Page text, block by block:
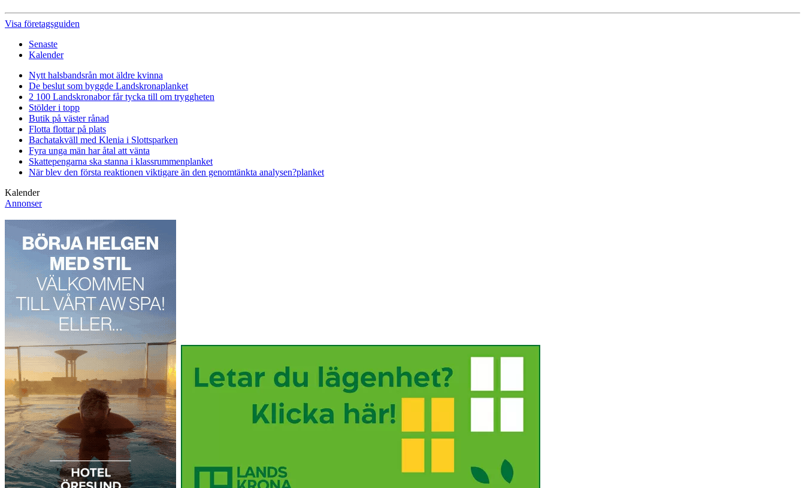
Visa företagsguiden
Senaste
Kalender
Nytt halsbandsrån mot äldre kvinna
De beslut som byggde Landskronaplanket
2 100 Landskronabor får tycka till om tryggheten
Stölder i topp
Butik på väster rånad
Flotta flottar på plats
Bachatakväll med Klenia i Slottsparken
Fyra unga män har åtal att vänta
Skattepengarna ska stanna i klassrummenplanket
När blev den första reaktionen viktigare än den genomtänkta analysen?planket
Kalender
Annonser